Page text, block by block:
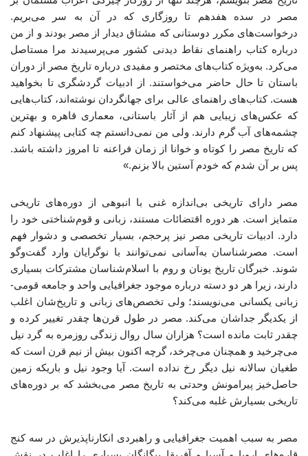
مصر در سده هفدهم تا روزگاری که در آن به سر می‌بریم.
درخواست‌های مکرر دوستانی که مشتاق دیدار از مصر بودند و از من
درباره کتاب راهنمای نقاط دیدنی کشور می‌پرسیدند مرا مستاصل
می‌کرد. به‌ویژه کتاب‌های مختصر و مفیدی درباره تاریخ مصر از دوران
باستان تا حال حاضر می‌خواستند. از ادبیات گردشگری تا بخواهید
هست. کتاب‌های راهنمای عالی برای جهانگردان نوشته‌اند، کتاب‌هایی
که عکس‌های زیبایی هم از آثار باستانی، معماری قاهره و بهترین
چشمه‌های آب گرم دارند. ولی من نمی‌دانستم چه کتابی پیشنهاد کنم
که تاریخ مصر را کوتاه و خوانا از زمان فراعنه تا امروز داشته باشد.
پس بر آن شدم که خودم آستین بالا بزنم.»
مصر دارای تاریخی بی‌اندازه غنی با انبوهی از دوره‌های تاریخی
متمایز است. هر دوره اقتضائات مستند، زبانی و قوم‌شناختی خود را
دارد. ادبیات تاریخی مصر نیز پرحجم، بسیار تخصصی و دشوار فهم
است. مصرشناسان به‌آسانی نمی‌توانند با نوگرایان وارد گفت‌وگو
شوند. خبرگان تاریخ یونان و روم با اسلام‌شناسان مشترکات بسیاری
دارند، زیرا هر دو دسته درباره موجود جغرافیایی واحد و جامعه قومی-
زبانی یکسانی می‌نویسند؛ ولی تخصص‌های زبانی و تاریخ‌شان اغلب
از یکدیگر جداشان می‌کند. مصر در طول قرن‌ها چقدر تغییر کرده و
چقدر ثابت مانده است؟ هزاران سال روال زندگی روزمره به گرد نیل
می‌چرخید و همچنان می‌چرخد، گرچه اکنون بیش از نیم قرن است که
طغیان سالانه نیل دیگر رخ نداده است. آیا وجود نیل و باریکه زمین
حاصل‌خیز پیرامونش وحدتی به تاریخ مصر می‌بخشد که بر دوره‌های
تاریخی بسیارش غلبه می‌کند؟
مصر به سبب اهمیت جغرافیایی و راهبردی انکارناپذیرش در سه کنج